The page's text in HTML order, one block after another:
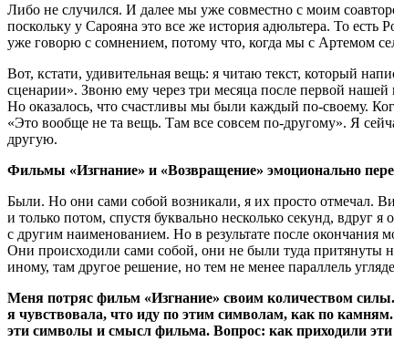
Либо не случился. И далее мы уже совместно с моим
поскольку у Сарояна это все же история адюльтера. То
уже говорю с сомнением, потому что, когда мы с Артемом
Вот, кстати, удивительная вещь: я читаю текст, который
сценарии». Звоню ему через три месяца после первой
Но оказалось, что счастливы мы были каждый по-своему.
«Это вообще не та вещь. Там все совсем по-другому». Я
другую.
Фильмы «Изгнание» и «Возвращение» эмоционально
Были. Но они сами собой возникали, я их просто отмечал.
и только потом, спустя буквально несколько секунд, вдруг
с другим наименованием. Но в результате после окончания
Они происходили сами собой, они не были туда притянуты
иному, там другое решение, но тем не менее параллель
Меня потряс фильм «Изгнание» своим количеством
я чувствовала, что иду по этим символам, как по
эти символы и смысл фильма. Вопрос: как приходили